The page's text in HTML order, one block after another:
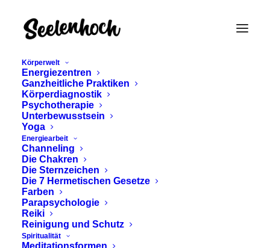
Körperwelt
Energiezentren
Ganzheitliche Praktiken
Körperdiagnostik
Psychotherapie
Unterbewusstsein
Yoga
Energiearbeit
Channeling
Die Chakren
Die Sternzeichen
Die 7 Hermetischen Gesetze
Farben
Parapsychologie
Reiki
Reinigung und Schutz
Spiritualität
Meditationsformen
BIOSYNTHESE
PSYCHOTHERAPIE -
CHARAKTERANALYSE
UND KÖRPERARBEIT